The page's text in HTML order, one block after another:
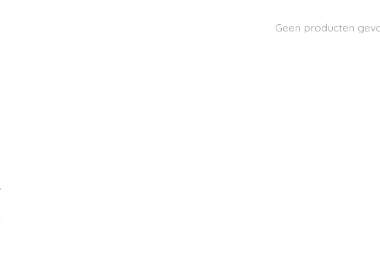
Geen producten